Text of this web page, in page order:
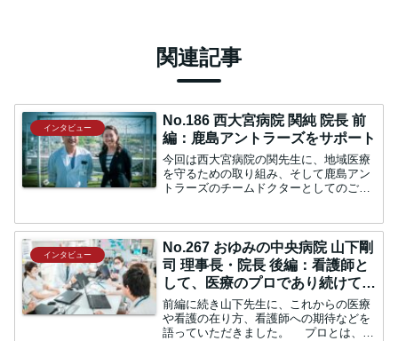
関連記事
インタビュー
No.186 西大宮病院 関純 院長 前
編：鹿島アントラーズをサポート
今回は西大宮病院の関先生に、地域医療
を守るための取り組み、そして鹿島アン
トラーズのチームドクターとしてのご経
病院長、関純先生にお話を伺います。先
生どうぞよろしくお願いい...
インタビュー
No.267 おゆみの中央病院 山下剛
司 理事長・院長 後編：看護師と
して、医療のプロであり続けてほ
しい
前編に続き山下先生に、これからの医療
や看護の在り方、看護師への期待などを
語っていただきました。 プロとは、期